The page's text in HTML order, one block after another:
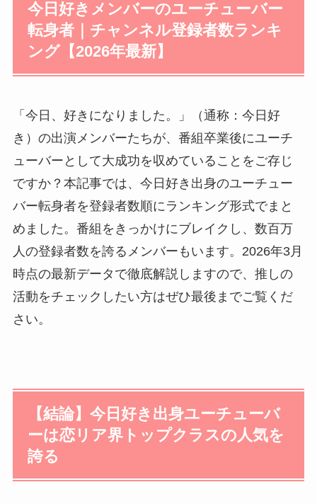
今日好きメンバーのユーチューバー
転身者｜チャンネル登録者数ランキ
ング【2026年最新】
「今日、好きになりました。」（通称：今日好
き）の出演メンバーたちが、番組卒業後にユーチ
ューバーとして大成功を収めていることをご存じ
ですか？本記事では、今日好き出身のユーチュー
バー転身者を登録者数順にランキング形式でまと
めました。番組をきっかけにブレイクし、数百万
人の登録者数を誇るメンバーもいます。2026年3月
時点の最新データで徹底解説しますので、推しの
活動をチェックしたい方はぜひ最後までご覧くだ
さい。
【結論】今日好き出身ユーチューバ
ーは恋リア界トップクラスの人気を
誇る